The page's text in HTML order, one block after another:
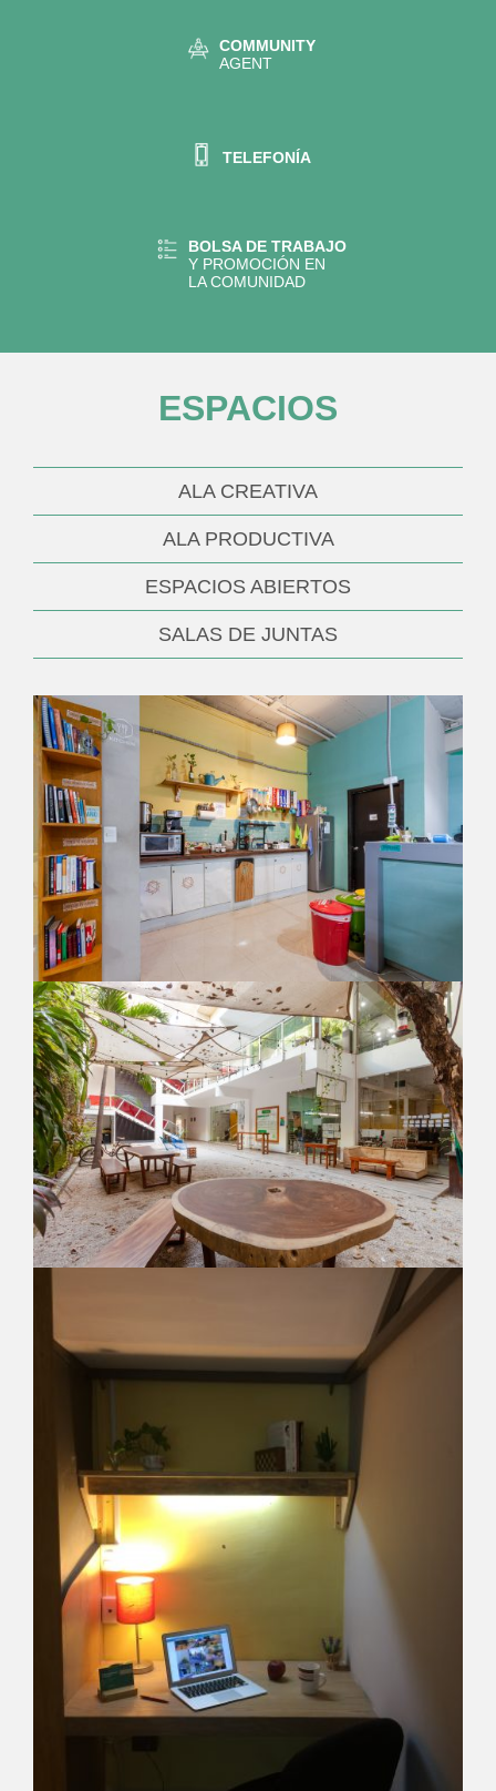
COMMUNITY
AGENT
TELEFONÍA
BOLSA DE TRABAJO
Y PROMOCIÓN EN
LA COMUNIDAD
ESPACIOS
ALA CREATIVA
ALA PRODUCTIVA
ESPACIOS ABIERTOS
SALAS DE JUNTAS